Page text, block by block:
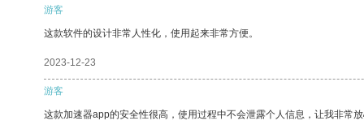
游客
这款软件的设计非常人性化，使用起来非常方便。
2023-12-23
游客
这款加速器app的安全性很高，使用过程中不会泄露个人信息，让我非常